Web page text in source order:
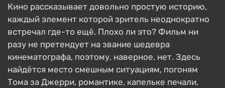
Кино рассказывает довольно простую историю,
каждый элемент которой зритель неоднократно
встречал где-то ещё. Плохо ли это? Фильм ни
разу не претендует на звание шедевра
кинематографа, поэтому, наверное, нет. Здесь
найдётся место смешным ситуациям, погоням
Тома за Джерри, романтике, капельке печали,